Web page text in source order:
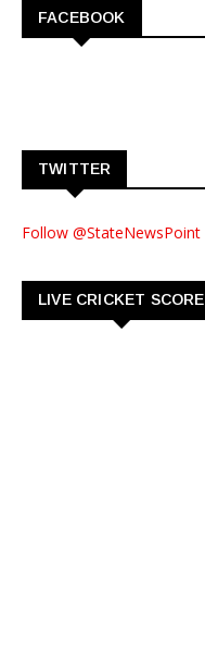
FACEBOOK
TWITTER
Follow @StateNewsPoint
LIVE CRICKET SCORE